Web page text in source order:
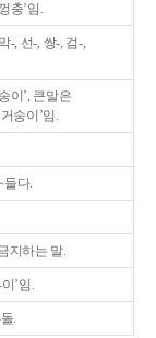
충’임.
-, 선-, 쌍-, 검-,
이’, 큰말은
숭이’임.
들다.
지하는 말.
’임.
.